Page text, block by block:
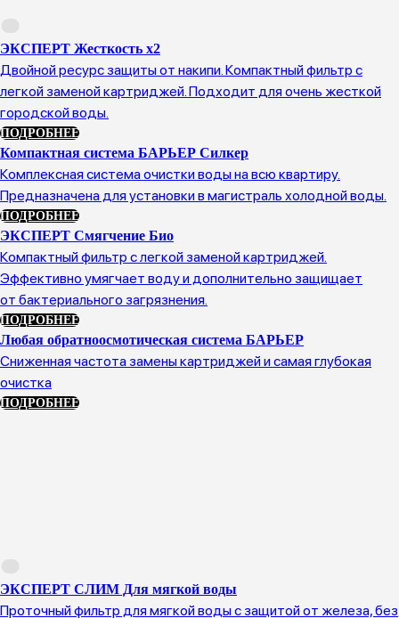
ЭКСПЕРТ Жесткость х2
Двойной ресурс защиты от накипи. Компактный фильтр с
легкой заменой картриджей. Подходит для очень жесткой
городской воды.
ПОДРОБНЕЕ
Компактная система БАРЬЕР Силкер
Комплексная система очистки воды на всю квартиру.
Предназначена для установки в магистраль холодной воды.
ПОДРОБНЕЕ
ЭКСПЕРТ Смягчение Био
Компактный фильтр с легкой заменой картриджей.
Эффективно умягчает воду и дополнительно защищает
от бактериального загрязнения.
ПОДРОБНЕЕ
Любая обратноосмотическая система БАРЬЕР
Сниженная частота замены картриджей и самая глубокая
очистка
ПОДРОБНЕЕ
ЭКСПЕРТ СЛИМ Для мягкой воды
Проточный фильтр для мягкой воды с защитой от железа, без